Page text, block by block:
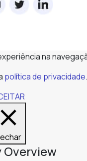
na
política de privacidade.
Overview